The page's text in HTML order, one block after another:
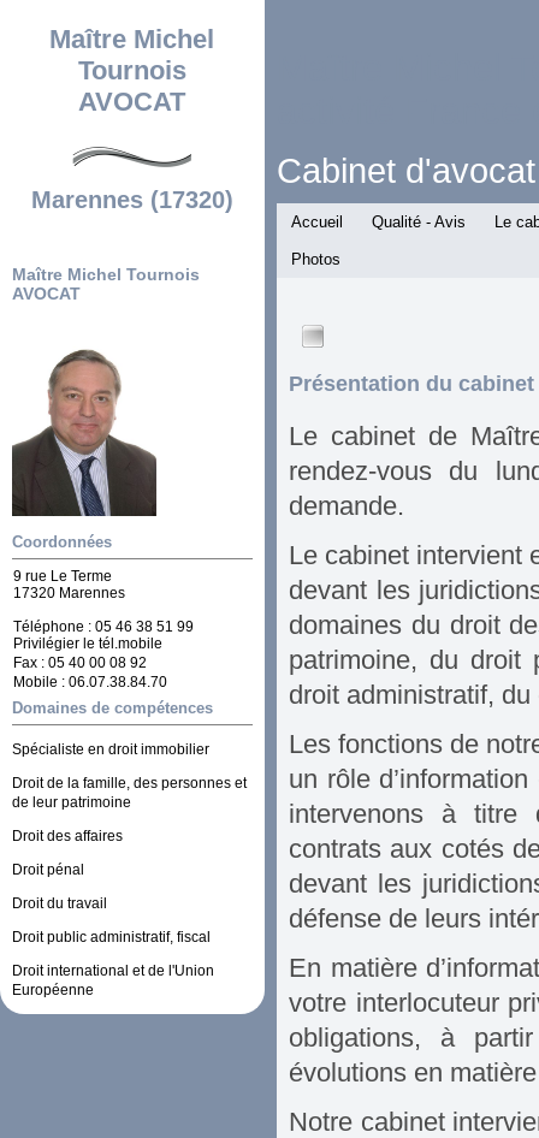
Maître Michel
Tournois
AVOCAT
Marennes (17320)
Maître Michel Tournois
AVOCAT
Coordonnées
9 rue Le Terme
17320 Marennes
Téléphone : 05 46 38 51 99
Privilégier le tél.mobile
Fax : 05 40 00 08 92
Mobile : 06.07.38.84.70
Domaines de compétences
Spécialiste en droit immobilier
Droit de la famille, des personnes et
de leur patrimoine
Droit des affaires
Droit pénal
Droit du travail
Droit public administratif, fiscal
Droit international et de l'Union
Européenne
Cabinet
Accueil Qualité - Avis Le
Photos
Présentation du cabinet
Le cabinet de
rendez-vous du
demande.
Le cabinet intervient
devant les
domaines du droit
patrimoine, du droit
droit administratif,
Les fonctions de
un rôle
intervenons à titre
contrats aux cotés
devant les
défense de leurs
En matière
votre interlocuteur
obligations, à
évolutions en
Notre cabinet